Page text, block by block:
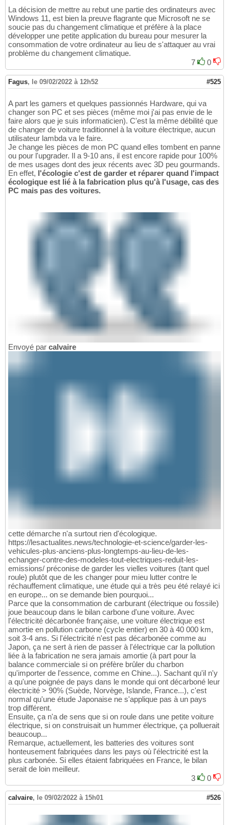
La décision de mettre au rebut une partie des ordinateurs avec
Windows 11, est bien la preuve flagrante que Microsoft ne se
soucie pas du changement climatique et préfère à la place
développer une petite application du bureau pour mesurer la
consommation de votre ordinateur au lieu de s'attaquer au vrai
problème du changement climatique.
7
0
Fagus, le 09/02/2022 à 12h52 #525
A part les gamers et quelques passionnés Hardware, qui va
changer son PC et ses pièces (même moi j'ai pas envie de le
faire alors que je suis informaticien). C'est la même débilité que
de changer de voiture traditionnel à la voiture électrique, aucun
utilisateur lambda va le faire.
Je change les pièces de mon PC quand elles tombent en panne
ou pour l'upgrader. Il a 9-10 ans, il est encore rapide pour 100%
de mes usages dont des jeux récents avec 3D peu gourmands.
En effet, l'écologie c'est de garder et réparer quand l'impact
écologique est lié à la fabrication plus qu'à l'usage, cas des
PC mais pas des voitures.
Envoyé par calvaire
cette démarche n'a surtout rien d'écologique.
https://lesactualites.news/technologie-et-science/garder-les-
vehicules-plus-anciens-plus-longtemps-au-lieu-de-les-
echanger-contre-des-modeles-tout-electriques-reduit-les-
emissions/ préconise de garder les vielles voitures (tant quel
roule) plutôt que de les changer pour mieu lutter contre le
réchauffement climatique, une étude qui a très peu été relayé ici
en europe... on se demande bien pourquoi...
Parce que la consommation de carburant (électrique ou fossile)
joue beaucoup dans le bilan carbone d'une voiture. Avec
l'électricité décarbonée française, une voiture électrique est
amortie en pollution carbone (cycle entier) en 30 à 40 000 km,
soit 3-4 ans. Si l'électricité n'est pas décarbonée comme au
Japon, ça ne sert à rien de passer à l'électrique car la pollution
liée à la fabrication ne sera jamais amortie (à part pour la
balance commerciale si on préfère brûler du charbon
qu'importer de l'essence, comme en Chine...). Sachant qu'il n'y
a qu'une poignée de pays dans le monde qui ont décarboné leur
électricité > 90% (Suède, Norvège, Islande, France...), c'est
normal qu'une étude Japonaise ne s'applique pas à un pays
trop différent.
Ensuite, ça n'a de sens que si on roule dans une petite voiture
électrique, si on construisait un hummer électrique, ça polluerait
beaucoup...
Remarque, actuellement, les batteries des voitures sont
honteusement fabriquées dans les pays où l'électricité est la
plus carbonée. Si elles étaient fabriquées en France, le bilan
serait de loin meilleur.
3
0
calvaire, le 09/02/2022 à 15h01 #526